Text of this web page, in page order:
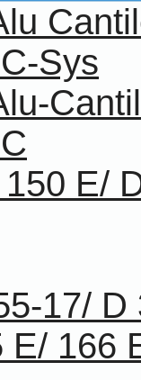
Sys
E/
17/ D
E/ 166